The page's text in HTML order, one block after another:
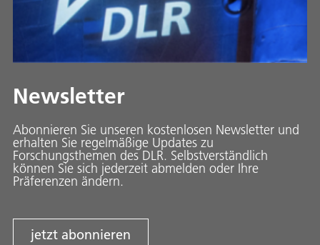
Newsletter
Abonnieren Sie unseren kostenlosen Newsletter und
erhalten Sie regelmäßige Updates zu
Forschungsthemen des DLR. Selbstverständlich
können Sie sich jederzeit abmelden oder Ihre
Präferenzen ändern.
jetzt abonnieren